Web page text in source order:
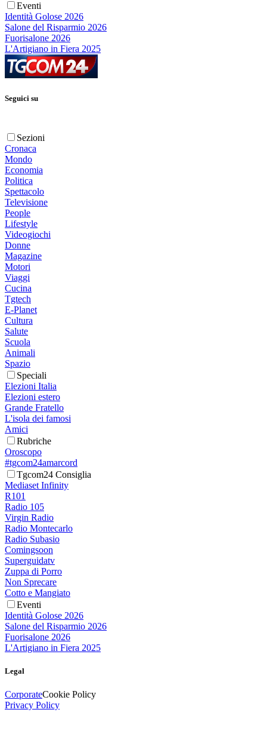
Eventi
Identità Golose 2026
Salone del Risparmio 2026
Fuorisalone 2026
L'Artigiano in Fiera 2025
Seguici su
Sezioni
Cronaca
Mondo
Economia
Politica
Spettacolo
Televisione
People
Lifestyle
Videogiochi
Donne
Magazine
Motori
Viaggi
Cucina
Tgtech
E-Planet
Cultura
Salute
Scuola
Animali
Spazio
Speciali
Elezioni Italia
Elezioni estero
Grande Fratello
L'isola dei famosi
Amici
Rubriche
Oroscopo
#tgcom24amarcord
Tgcom24 Consiglia
Mediaset Infinity
R101
Radio 105
Virgin Radio
Radio Montecarlo
Radio Subasio
Comingsoon
Superguidatv
Zuppa di Porro
Non Sprecare
Cotto e Mangiato
Eventi
Identità Golose 2026
Salone del Risparmio 2026
Fuorisalone 2026
L'Artigiano in Fiera 2025
Legal
CorporateCookie Policy
Privacy Policy